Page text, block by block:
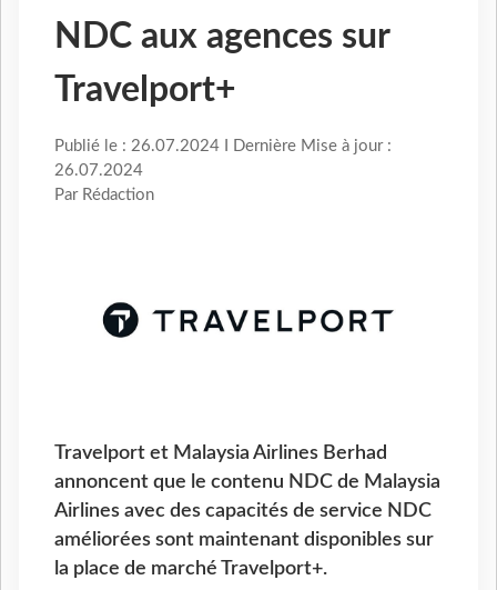
NDC aux agences sur
Travelport+
Publié le : 26.07.2024 I Dernière Mise à jour :
26.07.2024
Par Rédaction
Travelport et Malaysia Airlines Berhad
annoncent que le contenu NDC de Malaysia
Airlines avec des capacités de service NDC
améliorées sont maintenant disponibles sur
la place de marché Travelport+.